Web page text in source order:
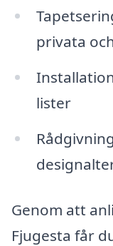
privata
lister
Genom att
Fjugesta får